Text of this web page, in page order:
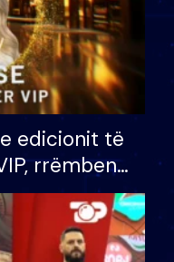
edicionit të
rrëmben
mijë eurosh